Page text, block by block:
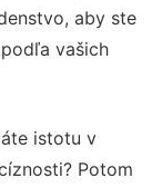
aby ste
vašich
istotu v
Potom